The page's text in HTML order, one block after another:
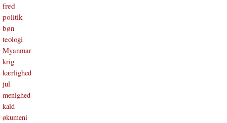
fred
politik
bøn
teologi
Myanmar
krig
kærlighed
jul
menighed
kald
økumeni